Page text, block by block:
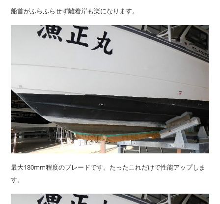
船首がふらふらせず離着岸も楽になります。
最大180mm程度のブレードです。たったこれだけで性能アップしま
す。